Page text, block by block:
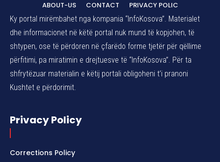
ABOUT-US CONTACT
PRIVACY POLIC
Ky portal mirëmbahet nga kompania “InfoKosova”. Materialet
dhe informacionet në këtë portal nuk mund të kopjohen, të
shtypen, ose të përdoren në çfarëdo forme tjetër për qëllime
përfitimi, pa miratimin e drejtuesve të “InfoKosova”. Për ta
shfrytëzuar materialin e këtij portali obligoheni t’i pranoni
Kushtet e përdorimit.
Privacy Policy
Corrections Policy